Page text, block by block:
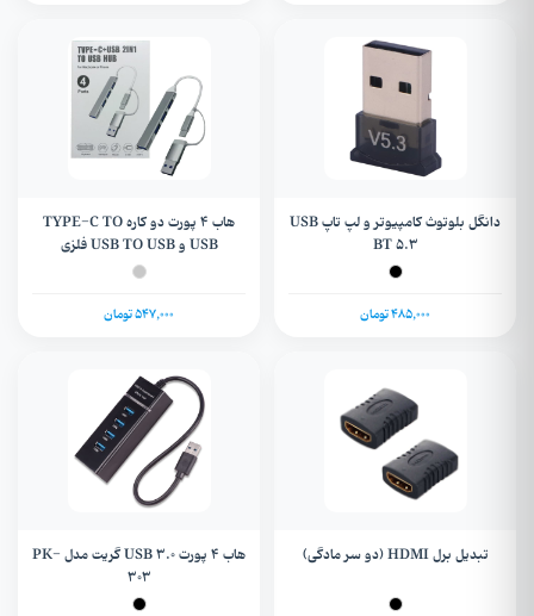
دانگل بلوتوث کامپیوتر و لپ تاپ USB
BT 5.3
485,000 تومان
هاب 4 پورت دو کاره TYPE-C TO
USB و USB TO USB فلزی
547,000 تومان
تبدیل برل HDMI (دو سر مادگی)
هاب 4 پورت USB 3.0 گریت مدل PK-
303